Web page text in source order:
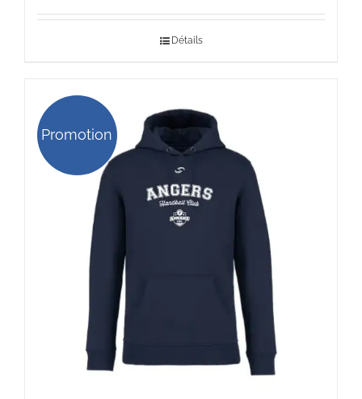
17,00 €
Détails
Promotion